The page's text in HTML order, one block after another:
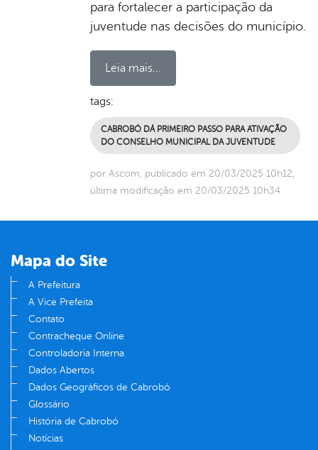
para fortalecer a participação da
juventude nas decisões do município.
Leia mais...
tags:
CABROBÓ DÁ PRIMEIRO PASSO PARA ATIVAÇÃO
DO CONSELHO MUNICIPAL DA JUVENTUDE
por Ascom, publicado em 20/03/2025 10h12,
última modificação em 20/03/2025 10h34
Mapa do Site
A Prefeitura
A Vice Prefeita
Contato
Contracheque Online
Controladoria Interna
Dados Abertos
Dados Geográficos de Cabrobó
Glossário
História de Cabrobó
Notícias